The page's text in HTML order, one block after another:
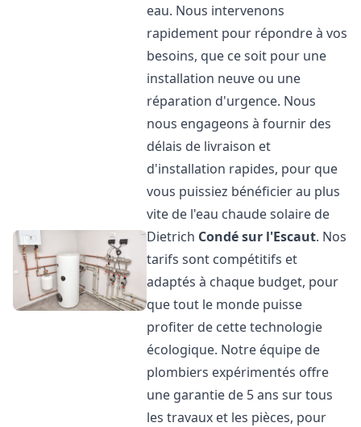
eau. Nous intervenons
rapidement pour répondre à vos
besoins, que ce soit pour une
installation neuve ou une
réparation d'urgence. Nous
nous engageons à fournir des
délais de livraison et
d'installation rapides, pour que
vous puissiez bénéficier au plus
vite de l'eau chaude solaire de
Dietrich Condé sur l'Escaut. Nos
tarifs sont compétitifs et
adaptés à chaque budget, pour
que tout le monde puisse
profiter de cette technologie
écologique. Notre équipe de
plombiers expérimentés offre
une garantie de 5 ans sur tous
les travaux et les pièces, pour